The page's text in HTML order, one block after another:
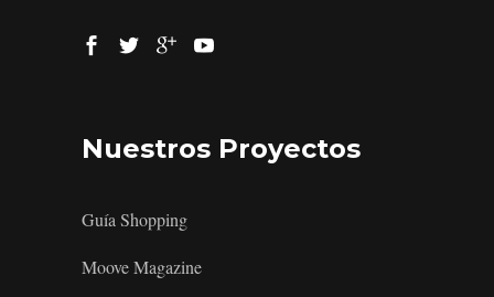
Nuestros Proyectos
Guía Shopping
Moove Magazine